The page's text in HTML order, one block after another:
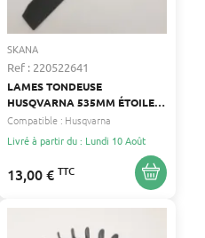
SKANA
Ref : 220522641
LAMES TONDEUSE
HUSQVARNA 535MM ÉTOILE 5
57MM SKANA 127843, 138498,
138971, 531005085
Compatible : Husqvarna
Livré à partir du : Lundi 10 Août
13,00 € TTC